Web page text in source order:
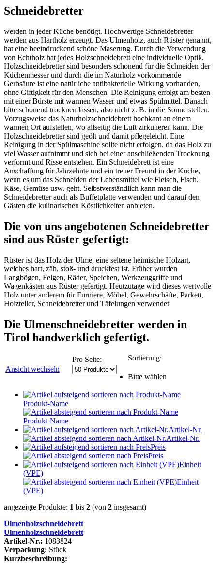
Schneidebretter
werden in jeder Küche benötigt. Hochwertige Schneidebretter
werden aus Hartholz erzeugt. Das Ulmenholz, auch Rüster genannt,
hat eine beeindruckend schöne Maserung. Durch die Verwendung
von Echtholz hat jedes Holzschneidebrett eine individuelle Optik.
Holzschneidebretter sind besonders schonend für die Schneiden der
Küchenmesser und durch die im Naturholz vorkommende
Gerbsäure ist eine natürliche antibakterielle Wirkung vorhanden,
ohne Giftigkeit für den Menschen. Die Reinigung erfolgt am besten
mit einer Bürste mit warmen Wasser und etwas Spülmittel. Danach
bitte schonend trocknen lassen, also nicht z. B. in die Sonne stellen.
Vorzugsweise das Naturholzschneidebrett hochkant an einem
warmen Ort aufstellen, wo allseitig die Luft zirkulieren kann. Die
Holzschneidebretter sind geölt und damit pflegeleicht. Eine
Reinigung in der Spülmaschine sollte nicht erfolgen, da das Holz zu
viel Wasser aufnimmt und sich bei einer anschließenden Trocknung
verformt und Risse entstehen. Ein Schneidebrett ist eine
Anschaffung für Jahrzehnte und ein treuer Freund in der Küche,
wenn es um das Schneiden der Lebensmittel wie Fleisch, Fisch,
Käse, Gemüse usw. geht. Selbstverständlich kann man die
Schneidebretter auch als Buffetplatte verwenden und darauf den
Gästen die kulinarischen Köstlichkeiten anbieten.
Die von uns angebotenen Schneidebretter
sind aus Rüster gefertigt:
Rüster ist das Holz der Ulme, eine seltene heimische Holzart,
welches hart, zäh, stoß- und druckfest ist. Früher wurden
Langbögen, Felgen, Räder, Speichen, Werkzeuggriffe und
Wagenkästen aus Rüster gefertigt. Heutzutage wird dieses wertvolle
Holz unter anderem für Furniere, Möbel, Gewehrschäfte, Parkett,
Holzteller, Schneidebretter und Täfelungen verwendet.
Die Ulmenschneidebretter werden in
Tirol handwerklich gefertigt.
Ansicht wechseln
Pro Seite: Sortierung:
Bitte wählen
Produkt-Name
Produkt-Name
Artikel-Nr.
Artikel-Nr.
Preis
Preis
Einheit
(VPE)
Einheit
(VPE)
angezeigte Produkte: 1 bis 2 (von 2 insgesamt)
Ulmenholzschneidebrett
Ulmenholzschneidebrett
Artikel-Nr.: 1083824
Verpackung: Stück
Kurzbeschreibung: